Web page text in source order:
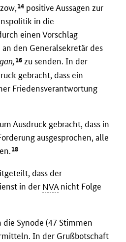
14 positive Aussagen zur
in die
einen Vorschlag
den Generalsekretär des
16 zu senden. In der
gebracht, dass ein
Friedensverantwortung
Ausdruck gebracht, dass in
ausgesprochen, alle
18
dass der
in der NVAnicht Folge
die Synode (47 Stimmen
In der Grußbotschaft